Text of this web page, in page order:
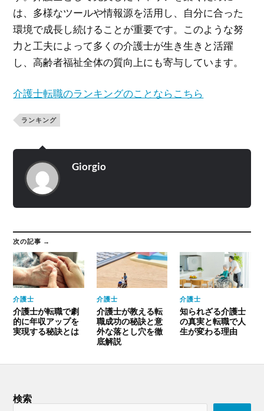
は、多様なツールや情報源を活用し、自分に合った
環境で成長し続けることが重要です。このような努
力と工夫によって多くの介護士が生き生きと活躍
し、高齢者福祉全体の質向上にも寄与しています。
介護士転職のランキングのことならこちら
ランキング
Giorgio
次の記事 →
介護士
介護士が転職で劇
的に年収アップを
実現する秘訣とは
介護士
介護士が教える転
職成功の秘訣と意
外な落とし穴を徹
底解説
介護士
知られざる介護士
の真実と転職で人
生が変わる理由
検索